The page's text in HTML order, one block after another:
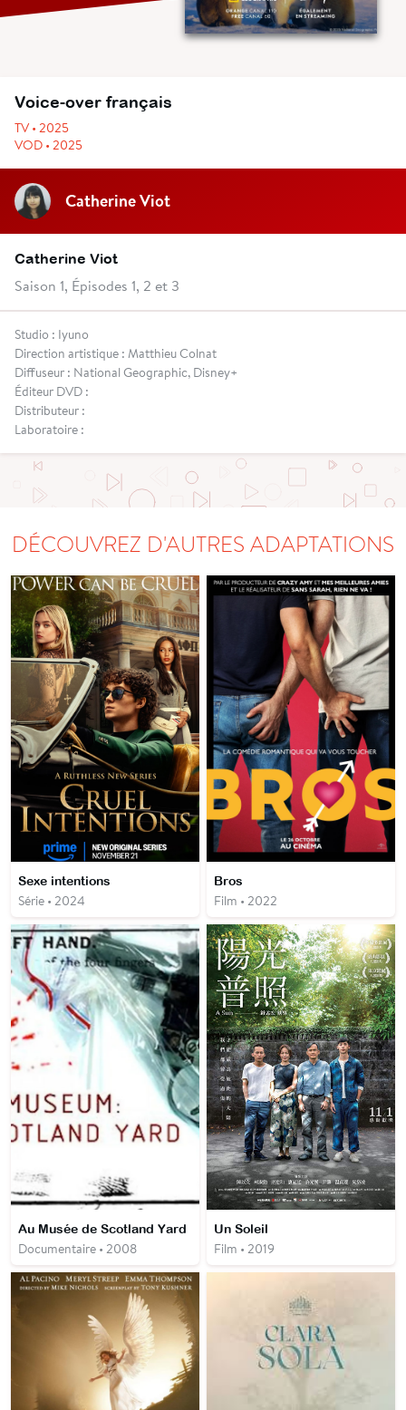
Voice-over français
TV • 2025
VOD • 2025
Catherine Viot
Catherine Viot
Saison 1, Épisodes 1, 2 et 3
Studio : Iyuno
Direction artistique : Matthieu Colnat
Diffuseur : National Geographic, Disney+
Éditeur DVD :
Distributeur :
Laboratoire :
DÉCOUVREZ D'AUTRES ADAPTATIONS
Sexe intentions
Série • 2024
Bros
Film • 2022
Au Musée de Scotland Yard
Documentaire • 2008
Un Soleil
Film • 2019